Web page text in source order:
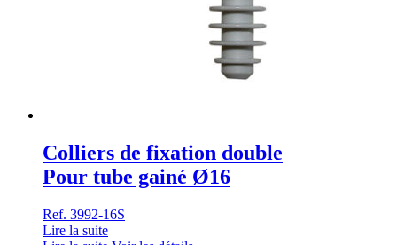
Colliers de fixation double
Pour tube gainé Ø16
Ref. 3992-16S
Lire la suite